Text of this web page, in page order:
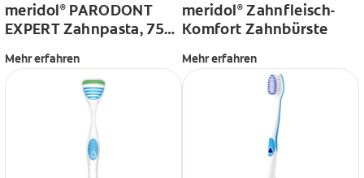
meridol®PARODONT
EXPERT Zahnpasta, 75
Mehr erfahren
meridol®Zahnfleisch-
Komfort Zahnbürste
Mehr erfahren